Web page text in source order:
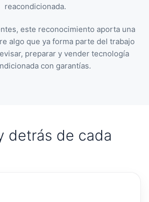
reacondicionada.
este reconocimiento aporta una
algo que ya forma parte del trabajo
preparar y vender tecnología
con garantías.
detrás de cada